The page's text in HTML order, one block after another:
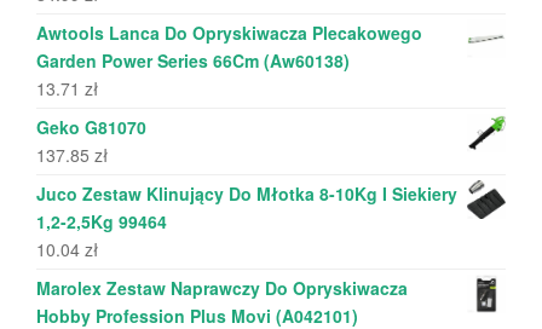
Awtools Lanca Do Opryskiwacza Plecakowego
Garden Power Series 66Cm (Aw60138)
13.71 zł
Geko G81070
137.85 zł
Juco Zestaw Klinujący Do Młotka 8-10Kg I Siekiery
1,2-2,5Kg 99464
10.04 zł
Marolex Zestaw Naprawczy Do Opryskiwacza
Hobby Profession Plus Movi (A042101)